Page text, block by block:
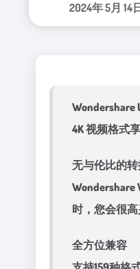
2024年 5月 14日
4K 视频格式
无与伦比的
Wondershare
时，您会很高
全方位兼容